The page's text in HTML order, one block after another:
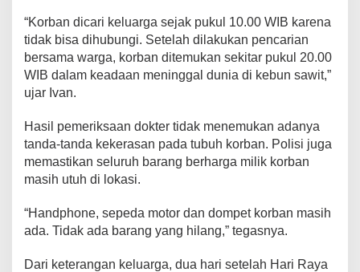
“Korban dicari keluarga sejak pukul 10.00 WIB karena
tidak bisa dihubungi. Setelah dilakukan pencarian
bersama warga, korban ditemukan sekitar pukul 20.00
WIB dalam keadaan meninggal dunia di kebun sawit,”
ujar Ivan.
Hasil pemeriksaan dokter tidak menemukan adanya
tanda-tanda kekerasan pada tubuh korban. Polisi juga
memastikan seluruh barang berharga milik korban
masih utuh di lokasi.
“Handphone, sepeda motor dan dompet korban masih
ada. Tidak ada barang yang hilang,” tegasnya.
Dari keterangan keluarga, dua hari setelah Hari Raya